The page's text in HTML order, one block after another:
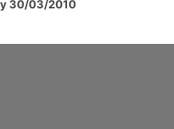
30/03/2010